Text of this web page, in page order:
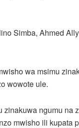
Simba, Ahmed
wa msimu
wowote ule.
zinakuwa ngumu
mwisho ili kupata